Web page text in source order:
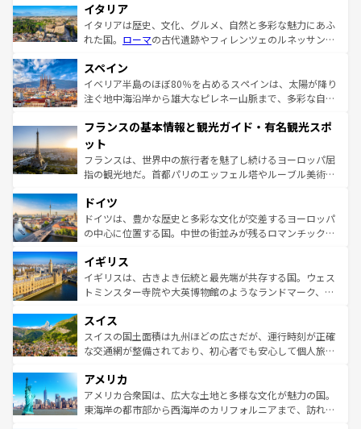
イタリア
イタリアは歴史、文化、グルメ、自然と多彩な魅力にあふ
れた国。 ローマの古代遺跡やフィレンツェのルネッサンス
ろん、トスカーナの美しい田園風景やアマルフィ海岸の絶
景など、自然景観も見逃せない。観光の合間には、本場の
ピザやパスタなど、絶品のイタリア料理を堪能することも
ませてくれるイタリアで、忘れられない旅をしてみよう！
なお、新着のイタリア情報は
しい。
スペイン
イベリア半島のほぼ80％を占めるスペインは、太陽が降り
注ぐ地中海沿岸から雄大なピレネー山脈まで、多彩な自然
文化が根付くこの国では、情熱的なフラメンコ、熱気あふ
れる闘牛、そして美味しいタパスが生活の一部となってい
る。首都マドリードの洗練された雰囲気や、バルセロナの
アートに溢れた街角から、地方では古代ローマ遺跡や中世
せる。地方によって風土や気候が異なるスペインはその個
性で訪れる人を魅了する。 なお、新着のスペイン情報は コ
ンテンツ一覧を参照してほしい。
フランスの基本情報と観光ガイド・有名観光スポ
ット
フランスは、世界中の旅行者を魅了し続けるヨーロッパ屈
指の観光地だ。首都パリのエッフェル塔やルーブル美術館
で、幅広い魅力が詰まっている。華麗な宮殿、歴史的な大
聖堂、美しいビーチ、そして豊かな自然が、訪れる者を心
から魅了する。また、フランスは美食の国としても知ら
いる。シャンパンの発祥地であるランス、プロヴァンスの
香り高いラベンダー畑など、多彩な楽しみ方が可能だ。さ
らに、パリ以外の地域にも魅力が溢れており、どの街角に
れる地方に足を運ぶとそれぞれで全く異なる文化を体験で
きるだろう。 なお、新着のフランス情報はコンテンツ一覧
を参照してほしい。
ドイツ
ドイツは、豊かな歴史と多彩な文化が交差するヨーロッパ
の中心に位置する国。中世の街並みが残るロマンチック街
顔を持つこの国は、どこを歩いても飽きることがない。ベ
ルリンの文化的活気、バイエルン州のアルプスの絶景、そ
してライン川沿いのワイン畑といった風景は必見。ビール
は、お酒好きな人にはぜひ体験してほしい。 なお、新着の
ドイツ情報はコンテンツ一覧を参照してほしい。
イギリス
イギリスは、古きよき伝統と最先端が共存する国。ウェス
トミンスター寺院や大英博物館のようなランドマーク、歴
リアごとに異なる魅力がある。また、優雅なアフタヌーン
ティー、ビール好きにはたまらない英国パブ、サッカー観
戦など、本場だからこそできる体験も豊富。イギリスを旅
ンツ一覧を参照してほしい。
スイス
スイスの国土面積は九州ほどの広さだが、運行時刻が正確
な交通網が整備されており、初心者でも安心して個人旅行
の建物がそのまま残る町や、スイスならではのユニークな
博物館もあり、アルプス観光だけでなく町歩きも満喫する
ことができる。国民の所得が高いため物価も高いが、旅行
アメリカ
アメリカ合衆国は、広大な土地と多様な文化が魅力の国。
東海岸の都市部から西海岸のカリフォルニアまで、訪れる